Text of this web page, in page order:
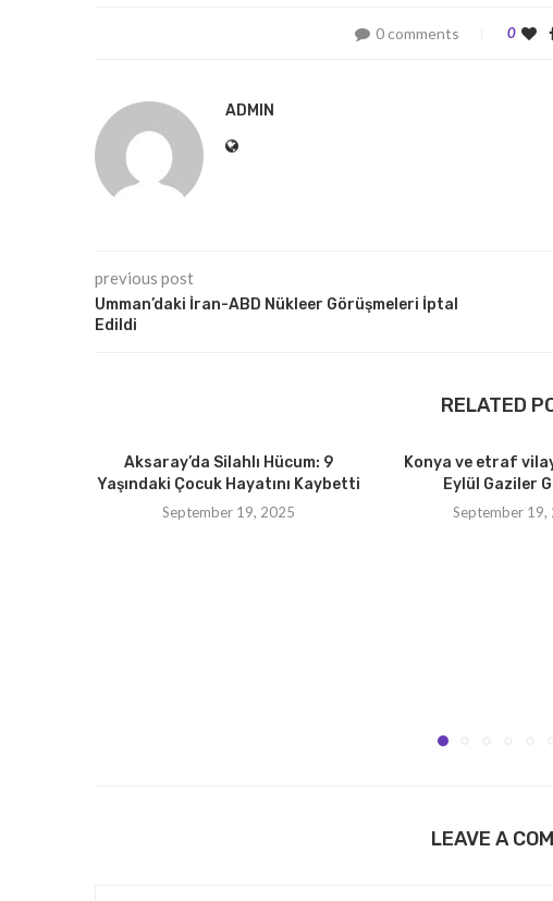
0 comments 0
ADMIN
previous post
Umman’daki İran-ABD Nükleer Görüşmeleri İptal
Edildi
RELATED
Aksaray’da Silahlı Hücum: 9
Yaşındaki Çocuk Hayatını Kaybetti
September 19, 2025
Konya ve etraf
Eylül Gaziler
September 19,
LEAVE A